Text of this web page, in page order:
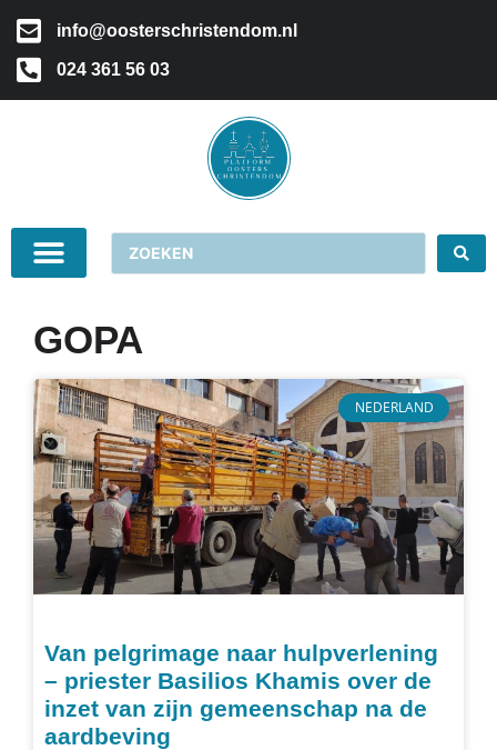
info@oosterschristendom.nl
024 361 56 03
GOPA
NEDERLAND
Van pelgrimage naar hulpverlening
– priester Basilios Khamis over de
inzet van zijn gemeenschap na de
aardbeving